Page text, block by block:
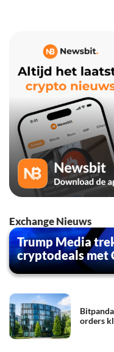
Exchange Nieuws
Trump Media
cryptodeals met
orders